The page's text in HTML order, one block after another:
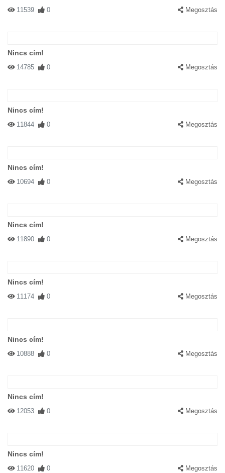
11539 0 Megosztás
Nincs cím!
14785 0 Megosztás
Nincs cím!
11844 0 Megosztás
Nincs cím!
10694 0 Megosztás
Nincs cím!
11890 0 Megosztás
Nincs cím!
11174 0 Megosztás
Nincs cím!
10888 0 Megosztás
Nincs cím!
12053 0 Megosztás
Nincs cím!
11620 0 Megosztás